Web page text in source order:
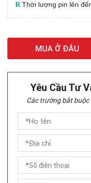
RThời lượng pin lên
MUA Ở ĐÂU
Yêu Cầu Tư
Các trường bắt